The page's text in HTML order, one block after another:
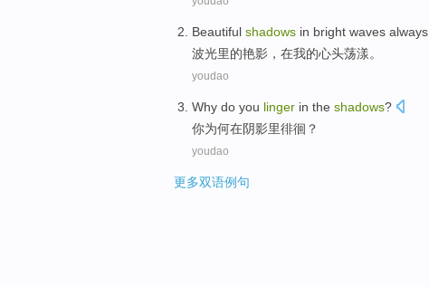
Beautiful shadows in bright waves always
波光里的艳影， 在我的心头荡漾。
youdao
Why do you linger in the shadows?
你为何在阴影里徘徊 ？
youdao
更多双语例句